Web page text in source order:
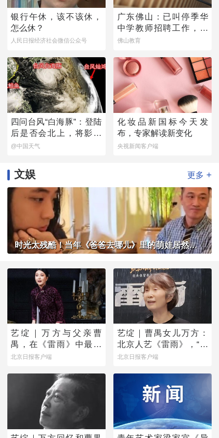
银行午休，该不该休，
怎么休？
人民日报经济社会微信公众号
广东佛山：已叫停季华
中学教师招聘工作，开
展全面核查
佛山教育
四问台风“白海豚”：登陆
后是否会北上，将影响
哪些地方？
@中国天气
化妆品新国标今天发
布，专家解读新变化
央视新闻客户端
文娱 更多 +
时光太残酷！当年《爸爸去哪儿》里的萌娃居然长成了这样？
艺绽｜万方与父亲曹
禺，在《雷雨》中最爱
蘩漪
北京日报客户端
艺绽｜曹禺女儿万方：
北京人艺《雷雨》，“是
它原生的样子”
北京日报客户端